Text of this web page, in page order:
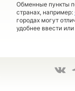
Обменные пункты
странах, например:
городах могут
удобнее ввести